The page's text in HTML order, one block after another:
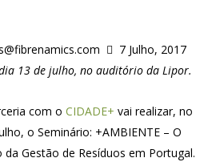
7 Julho, 2017
13 de julho, no auditório da Lipor.
com oCIDADE+ vai realizar, no
o Seminário: +AMBIENTE – O
Gestão de Resíduos em Portugal.